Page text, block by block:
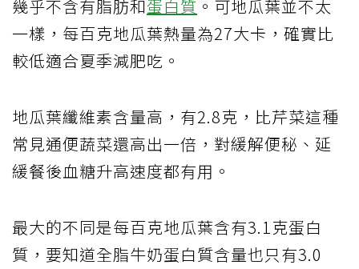
幾乎不含有脂肪和蛋白質 。可地瓜葉並不太
一樣，每百克地瓜葉熱量為27大卡，確實比
較低適合夏季減肥吃。
地瓜葉纖維素含量高，有2.8克，比芹菜這種
常見通便蔬菜還高出一倍，對緩解便秘、延
緩餐後血糖升高速度都有用。
最大的不同是每百克地瓜葉含有3.1克蛋白
質，要知道全脂牛奶蛋白質含量也只有3.0